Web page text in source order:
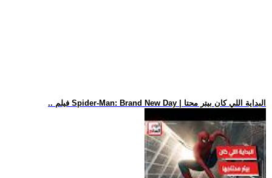
.. فيلم Spider-Man: Brand New Day | البداية اللي كان بيتر محتا